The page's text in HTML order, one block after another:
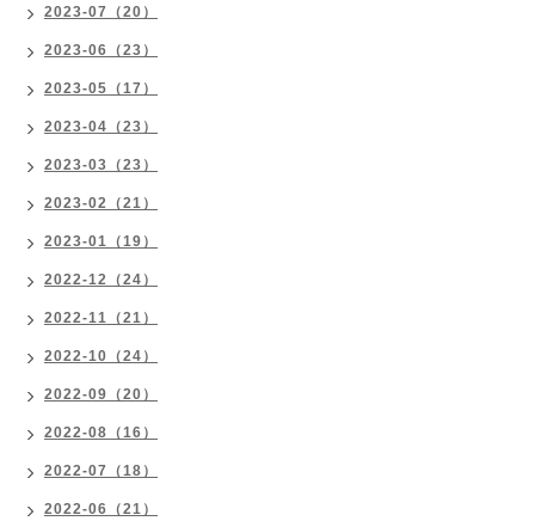
2023-07（20）
2023-06（23）
2023-05（17）
2023-04（23）
2023-03（23）
2023-02（21）
2023-01（19）
2022-12（24）
2022-11（21）
2022-10（24）
2022-09（20）
2022-08（16）
2022-07（18）
2022-06（21）